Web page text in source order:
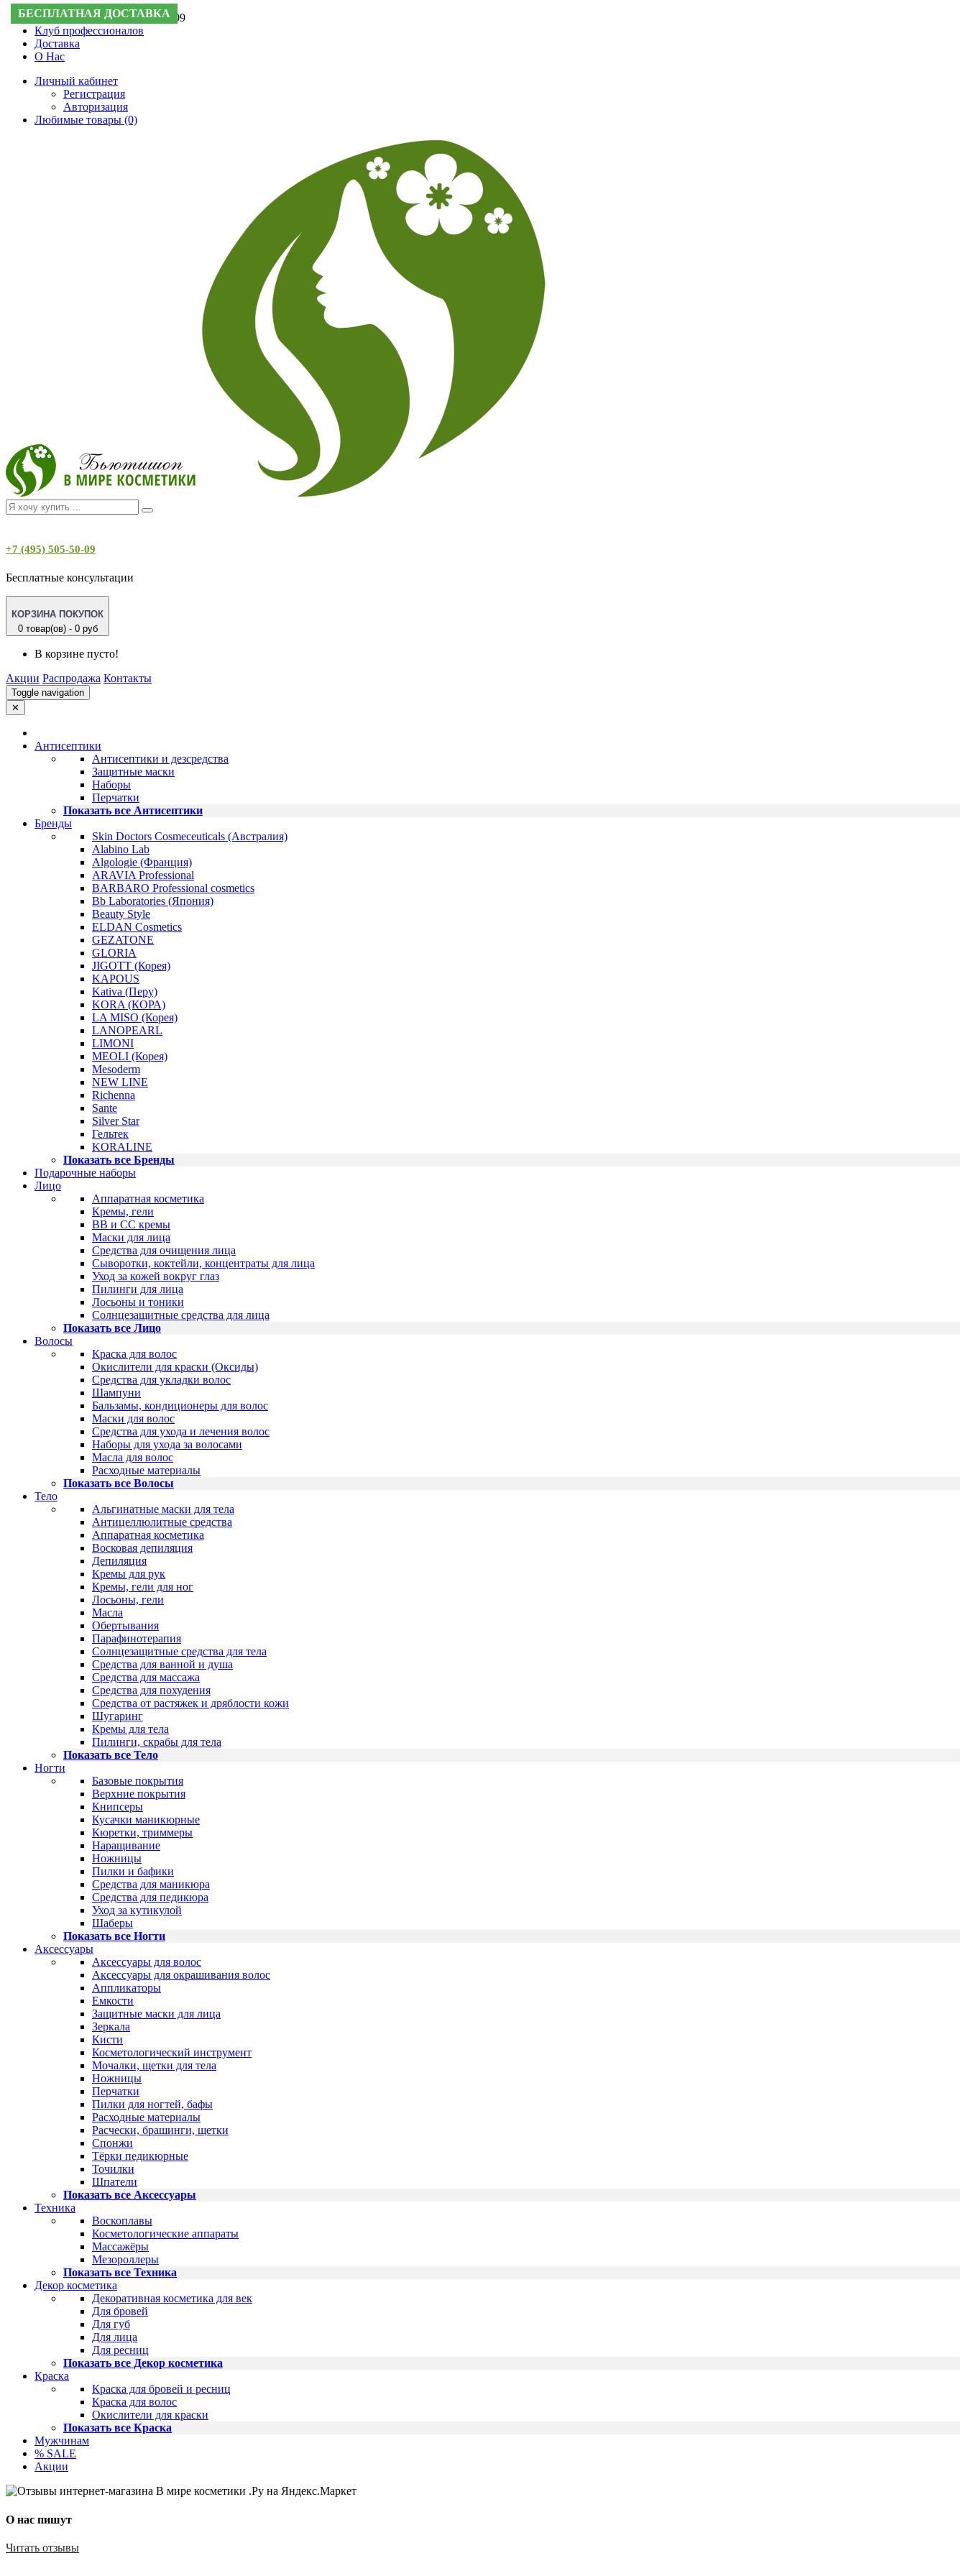
Поддержка: +7 (495) 505-50-09
Клуб профессионалов
Доставка
О Нас
Личный кабинет
Регистрация
Авторизация
Любимые товары (0)
+7 (495) 505-50-09
Бесплатные консультации
КОРЗИНА ПОКУПОК
0 товар(ов) - 0 руб
В корзине пусто!
Акции Распродажа Контакты
Toggle navigation
✕
Антисептики
Антисептики и дезсредства
Защитные маски
Наборы
Перчатки
Показать все Антисептики
Бренды
Skin Doctors Cosmeceuticals (Австралия)
Alabino Lab
Algologie (Франция)
ARAVIA Professional
BARBARO Professional cosmetics
Bb Laboratories (Япония)
Beauty Style
ELDAN Cosmetics
GEZATONE
GLORIA
JIGOTT (Корея)
KAPOUS
Kativa (Перу)
KORA (КОРА)
LA MISO (Корея)
LANOPEARL
LIMONI
MEOLI (Корея)
Mesoderm
NEW LINE
Richenna
Sante
Silver Star
Гельтек
KORALINE
Показать все Бренды
Подарочные наборы
Лицо
Аппаратная косметика
Кремы, гели
BB и CC кремы
Маски для лица
Средства для очищения лица
Сыворотки, коктейли, концентраты для лица
Уход за кожей вокруг глаз
Пилинги для лица
Лосьоны и тоники
Солнцезащитные средства для лица
Показать все Лицо
Волосы
Краска для волос
Окислители для краски (Оксиды)
Средства для укладки волос
Шампуни
Бальзамы, кондиционеры для волос
Маски для волос
Средства для ухода и лечения волос
Наборы для ухода за волосами
Масла для волос
Расходные материалы
Показать все Волосы
Тело
Альгинатные маски для тела
Антицеллюлитные средства
Аппаратная косметика
Восковая депиляция
Депиляция
Кремы для рук
Кремы, гели для ног
Лосьоны, гели
Масла
Обертывания
Парафинотерапия
Солнцезащитные средства для тела
Средства для ванной и душа
Средства для массажа
Средства для похудения
Средства от растяжек и дряблости кожи
Шугаринг
Кремы для тела
Пилинги, скрабы для тела
Показать все Тело
Ногти
Базовые покрытия
Верхние покрытия
Книпсеры
Кусачки маникюрные
Кюретки, триммеры
Наращивание
Ножницы
Пилки и бафики
Средства для маникюра
Средства для педикюра
Уход за кутикулой
Шаберы
Показать все Ногти
Аксессуары
Аксессуары для волос
Аксессуары для окрашивания волос
Аппликаторы
Емкости
Защитные маски для лица
Зеркала
Кисти
Косметологический инструмент
Мочалки, щетки для тела
Ножницы
Перчатки
Пилки для ногтей, бафы
Расходные материалы
Расчески, брашинги, щетки
Спонжи
Тёрки педикюрные
Точилки
Шпатели
Показать все Аксессуары
Техника
Воскоплавы
Косметологические аппараты
Массажёры
Мезороллеры
Показать все Техника
Декор косметика
Декоративная косметика для век
Для бровей
Для губ
Для лица
Для ресниц
Показать все Декор косметика
Краска
Краска для бровей и ресниц
Краска для волос
Окислители для краски
Показать все Краска
Мужчинам
% SALE
Акции
О нас пишут
Читать отзывы
БЕСПЛАТНАЯ ДОСТАВКА
БЕСПЛАТНАЯ ДОСТАВКА